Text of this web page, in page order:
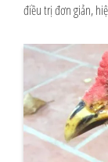
điều trị đơn giản,